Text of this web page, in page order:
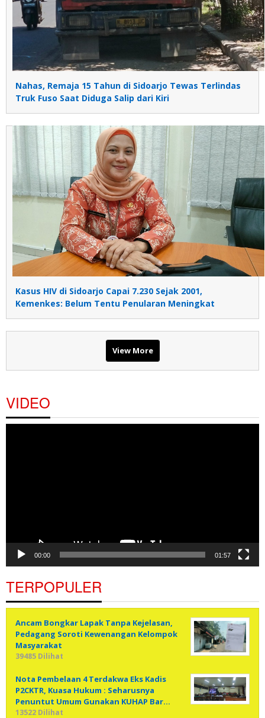
Nahas, Remaja 15 Tahun di Sidoarjo Tewas Terlindas
Truk Fuso Saat Diduga Salip dari Kiri
Kasus HIV di Sidoarjo Capai 7.230 Sejak 2001,
Kemenkes: Belum Tentu Penularan Meningkat
View More
VIDEO
00:00 01:57
TERPOPULER
Ancam Bongkar Lapak Tanpa Kejelasan,
Pedagang Soroti Kewenangan Kelompok
Masyarakat
39485 Dilihat
Nota Pembelaan 4 Terdakwa Eks Kadis
P2CKTR, Kuasa Hukum : Seharusnya
Penuntut Umum Gunakan KUHAP Bar…
13522 Dilihat